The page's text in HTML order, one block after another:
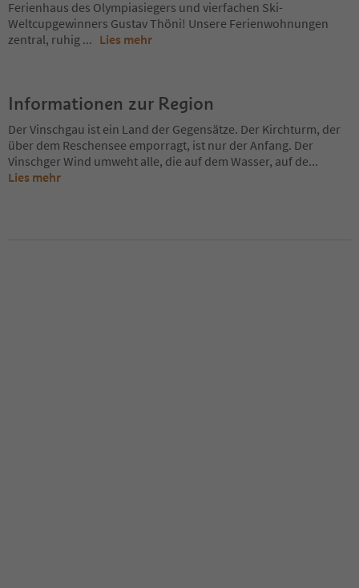
Ferienhaus des Olympiasiegers und vierfachen Ski-
Weltcupgewinners Gustav Thöni! Unsere Ferienwohnungen
zentral, ruhig ... Lies mehr
Informationen zur Region
Der Vinschgau ist ein Land der Gegensätze. Der Kirchturm, der
über dem Reschensee emporragt, ist nur der Anfang. Der
Vinschger Wind umweht alle, die auf dem Wasser, auf de...
Lies mehr